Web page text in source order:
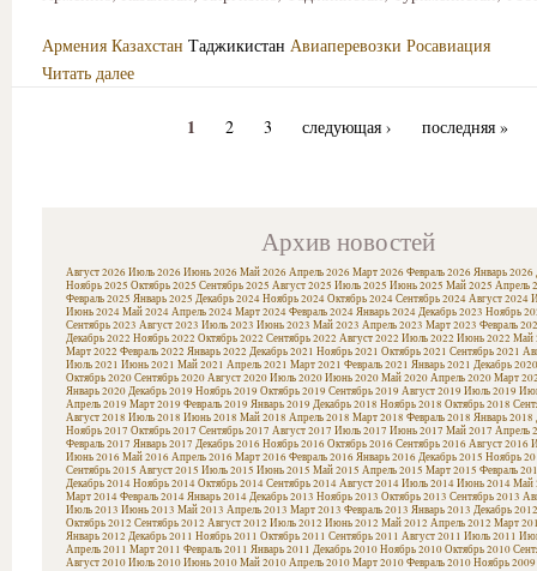
Армения Казахстан Таджикистан Авиаперевозки Росавиация
Читать далее
1 2 3 следующая › последняя »
Архив новостей
Август 2026 Июль 2026 Июнь 2026 Май 2026 Апрель 2026 Март 2026 Февраль 2026 Январь 2026
Ноябрь 2025 Октябрь 2025 Сентябрь 2025 Август 2025 Июль 2025 Июнь 2025 Май 2025 Апрель
Февраль 2025 Январь 2025 Декабрь 2024Ноябрь 2024Октябрь 2024Сентябрь 2024Август 2024
Июнь 2024Май 2024Апрель 2024Март 2024Февраль 2024Январь 2024Декабрь 2023 Ноябрь
Сентябрь 2023 Август 2023 Июль 2023 Июнь 2023 Май 2023 Апрель 2023 Март 2023 Февраль
Декабрь 2022 Ноябрь 2022 Октябрь 2022 Сентябрь 2022 Август 2022 Июль 2022 Июнь 2022 Май
Март 2022 Февраль 2022 Январь 2022 Декабрь 2021 Ноябрь 2021 Октябрь 2021 Сентябрь 2021
Июль 2021 Июнь 2021 Май 2021 Апрель 2021 Март 2021 Февраль 2021 Январь 2021 Декабрь 2020
Октябрь 2020Сентябрь 2020Август 2020Июль 2020Июнь 2020Май 2020Апрель 2020Март
Январь 2020Декабрь 2019 Ноябрь 2019 Октябрь 2019 Сентябрь 2019 Август 2019 Июль 2019
Апрель 2019 Март 2019 Февраль 2019 Январь 2019 Декабрь 2018 Ноябрь 2018 Октябрь 2018
Август 2018 Июль 2018 Июнь 2018 Май 2018 Апрель 2018 Март 2018 Февраль 2018 Январь 2018
Ноябрь 2017 Октябрь 2017 Сентябрь 2017 Август 2017 Июль 2017 Июнь 2017 Май 2017 Апрель
Февраль 2017 Январь 2017 Декабрь 2016 Ноябрь 2016 Октябрь 2016 Сентябрь 2016 Август 2016
Июнь 2016 Май 2016 Апрель 2016 Март 2016 Февраль 2016 Январь 2016 Декабрь 2015 Ноябрь
Сентябрь 2015 Август 2015 Июль 2015 Июнь 2015 Май 2015 Апрель 2015 Март 2015 Февраль
Декабрь 2014Ноябрь 2014Октябрь 2014Сентябрь 2014Август 2014Июль 2014Июнь 2014Май
Март 2014Февраль 2014Январь 2014Декабрь 2013 Ноябрь 2013 Октябрь 2013 Сентябрь 2013
Июль 2013 Июнь 2013 Май 2013 Апрель 2013 Март 2013 Февраль 2013 Январь 2013 Декабрь 2012
Октябрь 2012 Сентябрь 2012 Август 2012 Июль 2012 Июнь 2012 Май 2012 Апрель 2012 Март
Январь 2012 Декабрь 2011 Ноябрь 2011 Октябрь 2011 Сентябрь 2011 Август 2011 Июль 2011
Апрель 2011 Март 2011 Февраль 2011 Январь 2011 Декабрь 2010Ноябрь 2010Октябрь 2010
Август 2010Июль 2010Июнь 2010Май 2010Апрель 2010Март 2010Февраль 2010Ноябрь 2009